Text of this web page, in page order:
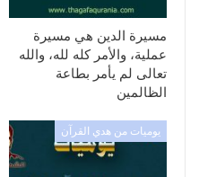
مسيرة الدين هي مسيرة
عملية، والأمر كله لله، والله
تعالى لم يأمر بطاعة
الظالمين
يوميات من هدي القرآن